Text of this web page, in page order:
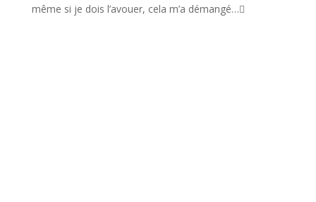
même si je dois l’avouer, cela m’a démangé…